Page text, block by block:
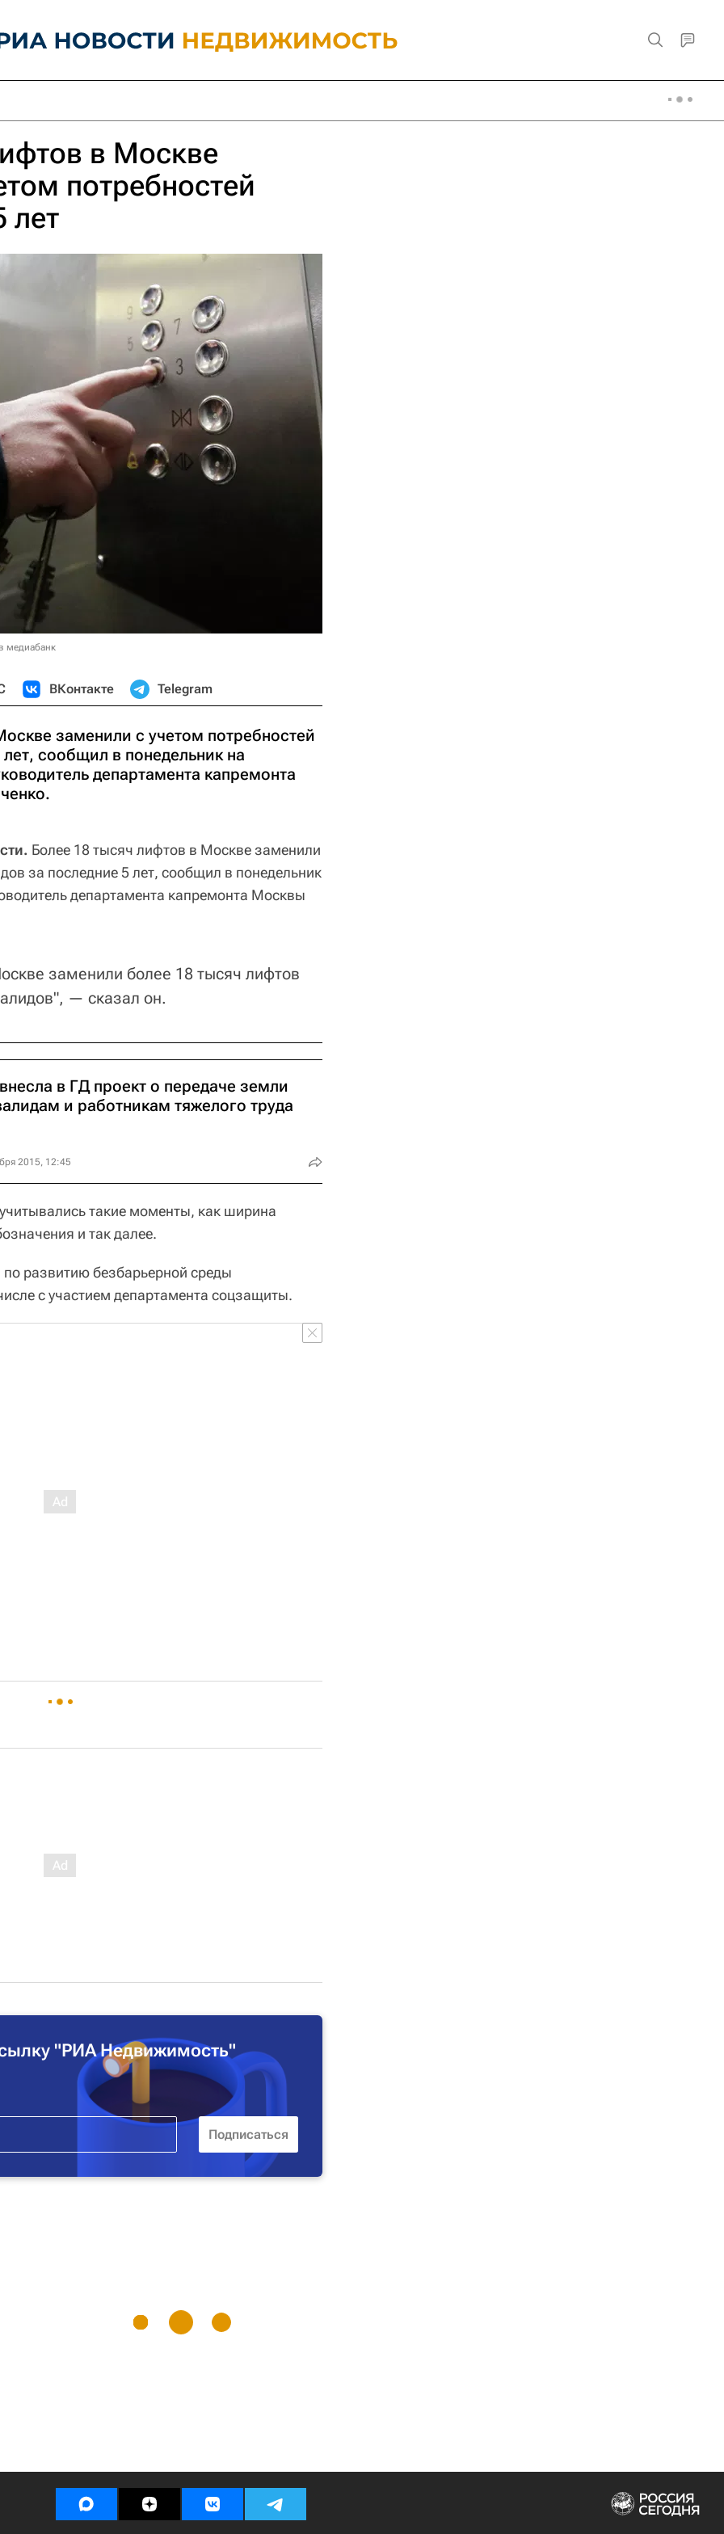
в Москве
потребностей
лет
медиабанк
ВКонтакте Telegram
заменили с учетом потребностей
сообщил в понедельник на
департамента капремонта
Более 18 тысяч лифтов в Москве заменили
за последние 5 лет, сообщил в понедельник
департамента капремонта Москвы
заменили более 18 тысяч лифтов
— сказал он.
в ГД проект о передаче земли
и работникам тяжелого труда
2015, 12:45
такие моменты, как ширина
и так далее.
развитию безбарьерной среды
с участием департамента соцзащиты.
"РИА Недвижимость"